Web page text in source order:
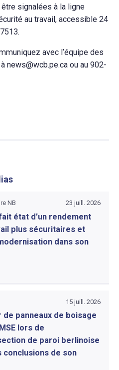
signalées à la ligne
au travail, accessible 24
avec l’équipe des
news@wcb.pe.ca ou au 902-
NB 23 juill. 2026
état d’un rendement
plus sécuritaires et
dans son
15 juill. 2026
de panneaux de boisage
lors de
de paroi berlinoise
conclusions de son